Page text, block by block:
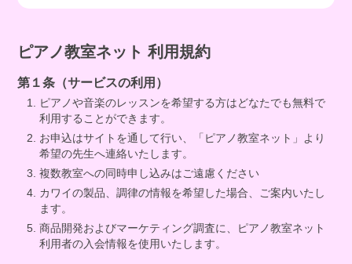
ピアノ教室ネット 利用規約
第１条（サービスの利用）
ピアノや音楽のレッスンを希望する方はどなたでも無料で
利用することができます。
お申込はサイトを通して行い、「ピアノ教室ネット」より
希望の先生へ連絡いたします。
複数教室への同時申し込みはご遠慮ください
カワイの製品、調律の情報を希望した場合、ご案内いたし
ます。
商品開発およびマーケティング調査に、ピアノ教室ネット
利用者の入会情報を使用いたします。